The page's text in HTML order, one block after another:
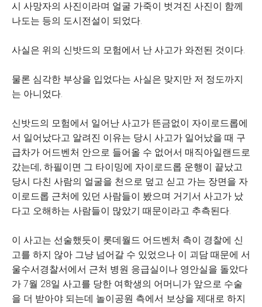
시 사망자의 사진이라며 얼굴 가죽이 벗겨진 사진이 함께
나도는 등의 도시전설이 되었다.
사실은 위의 신밧드의 모험에서 난 사고가 와전된 것이다.
물론 심각한 부상을 입었다는 사실은 맞지만 저 정도까지
는 아니었다.
신밧드의 모험에서 일어난 사고가 뜬금없이 자이로드롭에
서 일어났다고 알려진 이유는 당시 사고가 일어났을 때 구
급차가 어드벤처 안으로 들어올 수 없어서 매직아일랜드로
갔는데, 하필이면 그 타이밍에 자이로드롭 운행이 끝났고
당시 다친 사람의 얼굴을 천으로 덮고 싣고 가는 장면을 자
이로드롭 근처에 있던 사람들이 봤으며 거기서 사고가 났
다고 오해하는 사람들이 많았기 때문이라고 추측된다.
이 사고는 선술했듯이 롯데월드 어드벤처 측이 경찰에 신
고를 하지 않아 그냥 넘어갈 수 있었으나 이 괴담 때문에 서
울수서경찰서에서 근처 병원 응급실이나 영안실을 돌았다
가 7월 28일 사고를 당한 여학생의 어머니가 앞으로 수술
을 더 받아야 되는데 놀이공원 측에서 보상을 제대로 하지